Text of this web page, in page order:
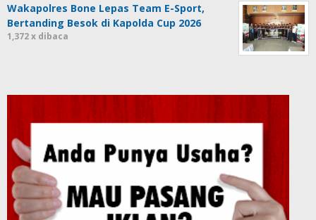
Wakapolres Bone Lepas Team E-Sport,
Bertanding Besok di Kapolda Cup 2026
1,372 x dibaca